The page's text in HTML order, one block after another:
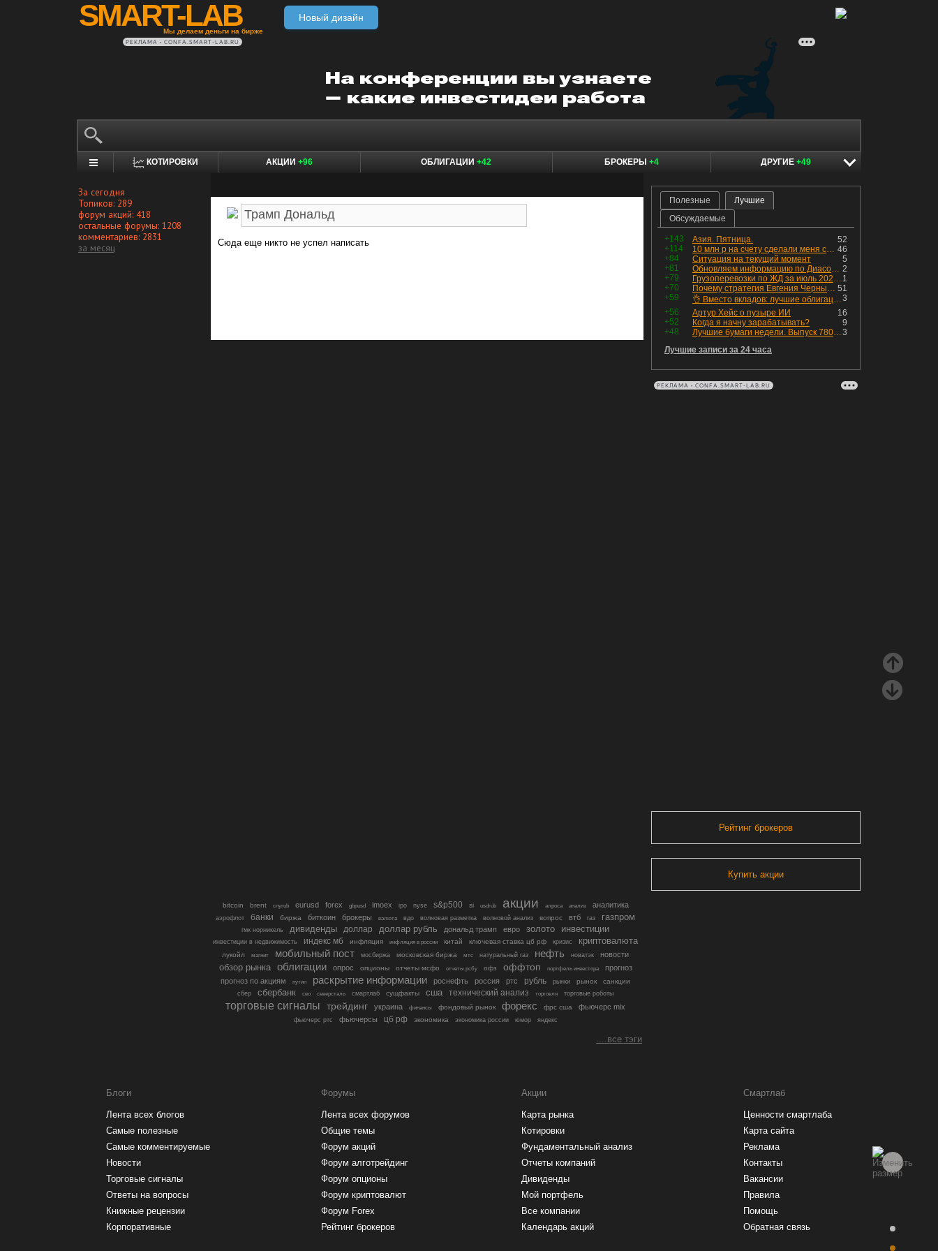
SMART-LAB
Мы делаем деньги на бирже
Новый дизайн
РЕКЛАМА • CONFA.SMART-LAB.RU
КОТИРОВКИ АКЦИИ +96 ОБЛИГАЦИИ +42 БРОКЕРЫ +4 ДРУГИЕ +49
За сегодня
Топиков: 289
форум акций: 418
остальные форумы: 1208
комментариев: 2831
за месяц
Сюда еще никто не успел написать
Полезные
Лучшие
Обсуждаемые
+143 52
Азия. Пятница.
+114
46
10 млн р на счету сделали меня счастливым? Ожидание vs Реальность!
+84
5
Ситуация на текущий момент
+81
2
Обновляем информацию по Диасофту: дивиденды и выкуп
+79
1
Грузоперевозки по ЖД за июль 2026 г. — четвёртый месяц подряд роста, чёрные металлы на уровне прошлого года, а каменный уголь в плюсе.
+70
51
Почему стратегия Евгения Черных приведет вас к убыткам в 2026 году
+59
3
👌 Вместо вкладов: лучшие облигации — только супер надёжные
+56
16
Артур Хейс о пузыре ИИ
+52
9
Когда я начну зарабатывать?
+48
3
Лучшие бумаги недели. Выпуск 780 – обновления для пятницы
Лучшие записи за 24 часа
РЕКЛАМА • CONFA.SMART-LAB.RU
Рейтинг брокеров
Купить акции
bitcoin brent cnyrub eurusd forex gbpusd imoex ipo nyse s&p500 si usdrub акции алроса анализ аналитика
аэрофлот банки биржа биткоин брокеры валюта вдо волновая разметка волновой анализ вопрос втб газ газпром
гмк норникель дивиденды доллар доллар рубль дональд трамп евро золото инвестиции
инвестиции в недвижимость индекс мб инфляция инфляция в россии китай ключевая ставка цб рф кризис криптовалюта
лукойл магнит мобильный пост мосбиржа московская биржа мтс натуральный газ нефть новатэк новости
обзор рынка облигации опрос опционы отчеты мсфо отчеты рсбу офз оффтоп портфель инвестора
прогноз
прогноз по акциям
путин раскрытие информации роснефть россия ртс рубль рынки рынок санкции
сбер сбербанк сво северсталь смартлаб сущфакты сша технический анализ торговля торговые роботы
торговые сигналы трейдинг украина финансы фондовый рынок форекс фрс сша фьючерс mix
фьючерс ртс фьючерсы цб рф экономика экономика россии юмор яндекс
....все тэги
Блоги
Лента всех блогов
Самые полезные
Самые комментируемые
Новости
Торговые сигналы
Ответы на вопросы
Книжные рецензии
Корпоративные
Форумы
Лента всех форумов
Общие темы
Форум акций
Форум алготрейдинг
Форум опционы
Форум криптовалют
Форум Forex
Рейтинг брокеров
Акции
Карта рынка
Котировки
Фундаментальный анализ
Отчеты компаний
Дивиденды
Мой портфель
Все компании
Календарь акций
Смартлаб
Ценности смартлаба
Карта сайта
Реклама
Контакты
Вакансии
Правила
Помощь
Обратная связь